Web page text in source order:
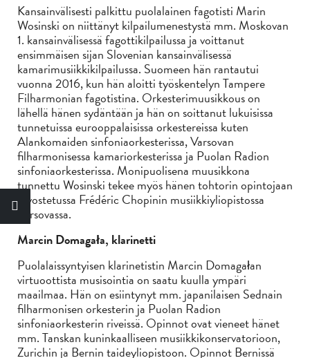
Kansainvälisesti palkittu puolalainen fagotisti Marin
Wosinski on niittänyt kilpailumenestystä mm. Moskovan
1. kansainvälisessä fagottikilpailussa ja voittanut
ensimmäisen sijan Slovenian kansainvälisessä
kamarimusiikkikilpailussa. Suomeen hän rantautui
vuonna 2016, kun hän aloitti työskentelyn Tampere
Filharmonian fagotistina. Orkesterimuusikkous on
lähellä hänen sydäntään ja hän on soittanut lukuisissa
tunnetuissa eurooppalaisissa orkestereissa kuten
Alankomaiden sinfoniaorkesterissa, Varsovan
filharmonisessa kamariorkesterissa ja Puolan Radion
sinfoniaorkesterissa. Monipuolisena muusikkona
tunnettu Wosinski tekee myös hänen tohtorin opintojaan
arvostetussa Frédéric Chopinin musiikkiyliopistossa
Varsovassa.
Marcin Domagała, klarinetti
Puolalaissyntyisen klarinetistin Marcin Domagałan
virtuoottista musisointia on saatu kuulla ympäri
maailmaa. Hän on esiintynyt mm. japanilaisen Sednain
filharmonisen orkesterin ja Puolan Radion
sinfoniaorkesterin riveissä. Opinnot ovat vieneet hänet
mm. Tanskan kuninkaalliseen musiikkikonservatorioon,
Zurichin ja Bernin taideyliopistoon. Opinnot Bernissä